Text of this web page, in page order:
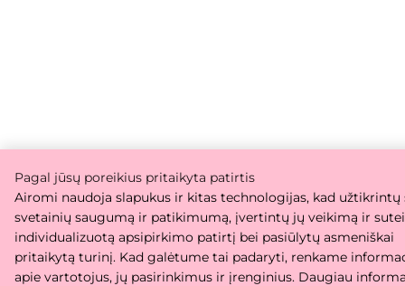
Pagal jūsų poreikius pritaikyta patirtis
Airomi naudoja slapukus ir kitas technologijas, kad užtikrintų
svetainių saugumą ir patikimumą, įvertintų jų veikimą ir
individualizuotą apsipirkimo patirtį bei pasiūlytų asmeniškai
pritaikytą turinį. Kad galėtume tai padaryti, renkame
apie vartotojus, jų pasirinkimus ir įrenginius. Daugiau